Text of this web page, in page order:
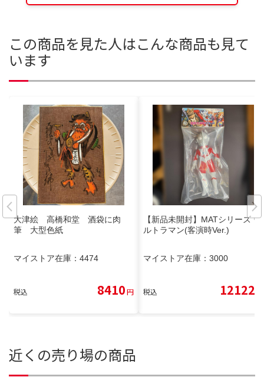
この商品を見た人はこんな商品も見て
います
大津絵 高橋和堂 酒袋に肉
筆 大型色紙
マイストア在庫： 4474
税込 8410円
【新品未開封】MATシリーズ ウ
ルトラマン(客演時Ver.)
マイストア在庫： 3000
税込 12122
近くの売り場の商品